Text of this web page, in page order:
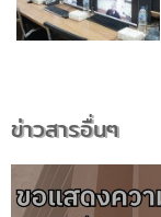
ข่าวสารอื่นๆ